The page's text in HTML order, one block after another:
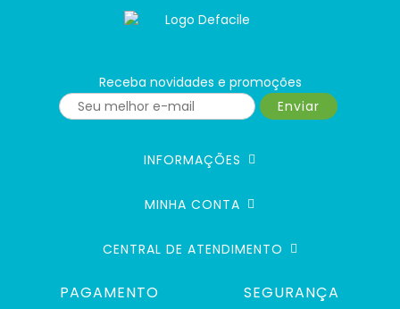
Receba novidades e promoções
Enviar
INFORMAÇÕES
MINHA CONTA
CENTRAL DE ATENDIMENTO
PAGAMENTO SEGURANÇA